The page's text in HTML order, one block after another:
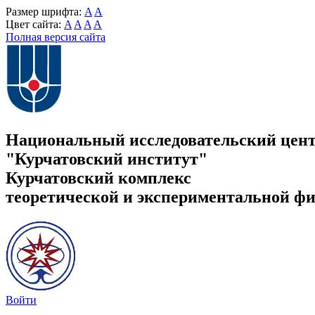
Размер шрифта: A A
Цвет сайта: A A A A
Полная версия сайта
Национальный исследовательский
"Курчатовский институт"
Курчатовский комплекс
теоретической и экспериментальной
Войти